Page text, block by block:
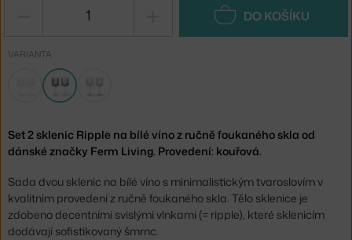
DO KOŠÍKU
VARIANTA
Set 2 sklenic Ripple na bílé víno z ručně foukaného skla od
dánské značky Ferm Living. Provedení: kouřová.
Sada dvou sklenic na bílé víno s minimalistickým tvaroslovím v
kvalitním provedení z ručně foukaného skla. Tělo sklenice je
zdobeno decentními svislými vlnkami (= ripple), které sklenicím
dodávají sofistikovaný šmrnc.